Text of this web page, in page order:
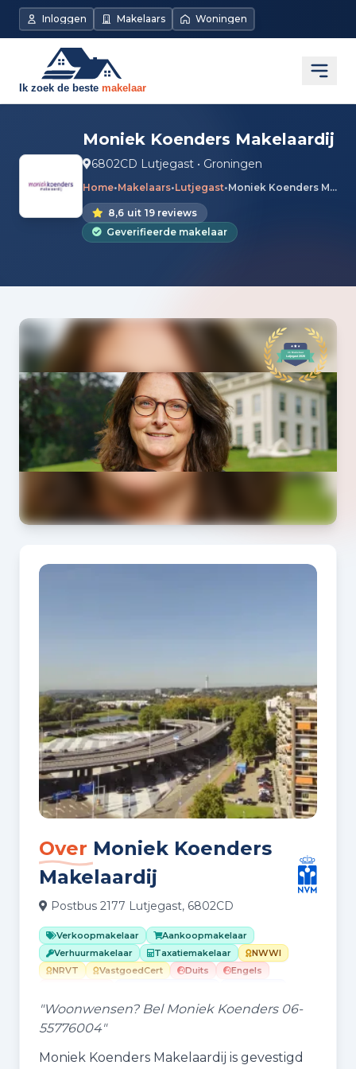
Inloggen Makelaars Woningen
Moniek Koenders Makelaardij
6802CD Lutjegast • Groningen
Home•Makelaars•Lutjegast• Moniek Koenders Makelaardij
8,6 uit 19 reviews
Geverifieerde makelaar
Over Moniek Koenders
Makelaardij
Postbus 2177 Lutjegast, 6802CD
Verkoopmakelaar
Aankoopmakelaar
Verhuurmakelaar
Taxatiemakelaar
NWWI
NRVT
VastgoedCert Duits
Engels
Woningstyling
Herbestemmen
Internetmakelaar
"Woonwensen? Bel Moniek Koenders 06-
55776004"
Moniek Koenders Makelaardij is gevestigd